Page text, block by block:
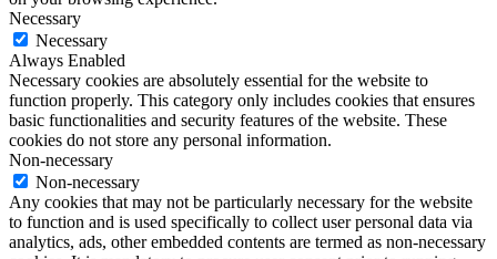
Necessary
Necessary
Always Enabled
Necessary cookies are absolutely essential for the website to
function properly. This category only includes cookies that ensures
basic functionalities and security features of the website. These
cookies do not store any personal information.
Non-necessary
Non-necessary
Any cookies that may not be particularly necessary for the website
to function and is used specifically to collect user personal data via
analytics, ads, other embedded contents are termed as non-necessary